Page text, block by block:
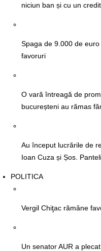
niciun ban și cu un
Spaga de 9.000 de
favoruri
O vară întreagă de
bucureșteni au rămas
Au început lucrările de
Ioan Cuza și Șos.
POLITICA
Vergil Chiţac rămâne
Un senator AUR a